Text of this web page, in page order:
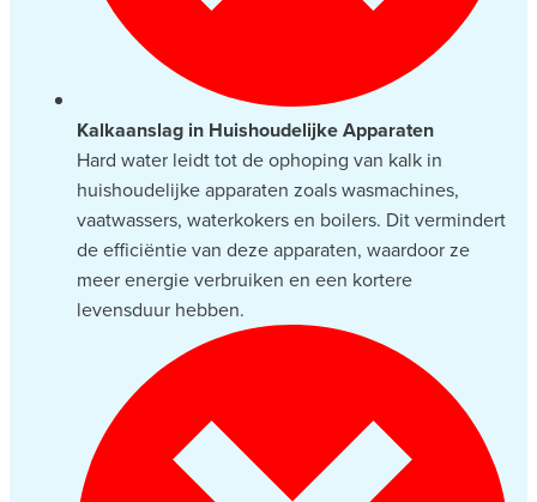
Kalkaanslag in Huishoudelijke Apparaten
Hard water leidt tot de ophoping van kalk in
huishoudelijke apparaten zoals wasmachines,
vaatwassers, waterkokers en boilers. Dit vermindert
de efficiëntie van deze apparaten, waardoor ze
meer energie verbruiken en een kortere
levensduur hebben.